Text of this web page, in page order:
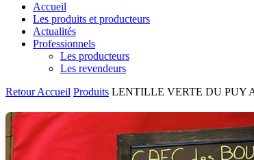
Accueil
Les produits et producteurs
Actualités
Professionnels
Les producteurs
Les revendeurs
RetourAccueil Produits LENTILLE VERTE DU PUY